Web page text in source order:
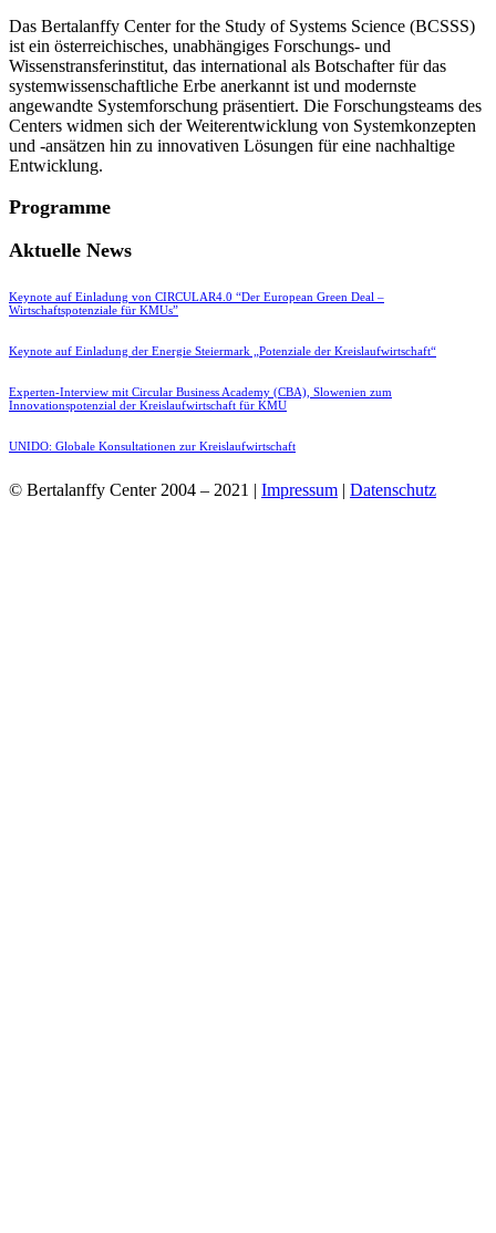
Das Bertalanffy Center for the Study of Systems Science (BCSSS)
ist ein österreichisches, unabhängiges Forschungs- und
Wissenstransferinstitut, das international als Botschafter für das
systemwissenschaftliche Erbe anerkannt ist und modernste
angewandte Systemforschung präsentiert. Die Forschungsteams des
Centers widmen sich der Weiterentwicklung von Systemkonzepten
und -ansätzen hin zu innovativen Lösungen für eine nachhaltige
Entwicklung.
Programme
Aktuelle News
Keynote auf Einladung von CIRCULAR4.0 “Der European Green Deal –
Wirtschaftspotenziale für KMUs”
Keynote auf Einladung der Energie Steiermark „Potenziale der Kreislaufwirtschaft“
Experten-Interview mit Circular Business Academy (CBA), Slowenien zum
Innovationspotenzial der Kreislaufwirtschaft für KMU
UNIDO: Globale Konsultationen zur Kreislaufwirtschaft
© Bertalanffy Center 2004 – 2021 | Impressum | Datenschutz